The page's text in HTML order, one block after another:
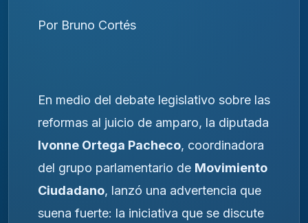
Por Bruno Cortés
En medio del debate legislativo sobre las
reformas al juicio de amparo, la diputada
Ivonne Ortega Pacheco, coordinadora
del grupo parlamentario de Movimiento
Ciudadano, lanzó una advertencia que
suena fuerte: la iniciativa que se discute